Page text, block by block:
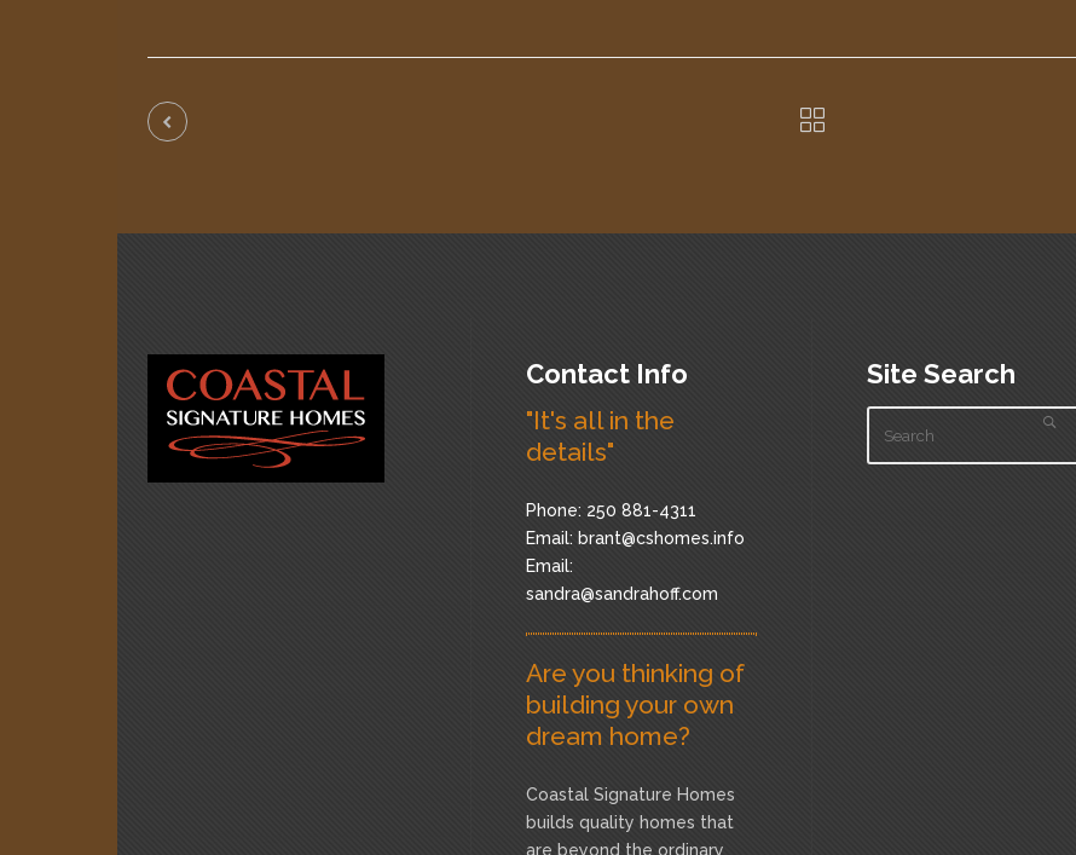
Contact Info
"It's all in the
details"
Phone: 250 881-4311
Email: brant@cshomes.info
Email:
sandra@sandrahoff.com
Are you thinking of
building your own
dream home?
Coastal Signature Homes
builds quality homes that
are beyond the ordinary
Site Search